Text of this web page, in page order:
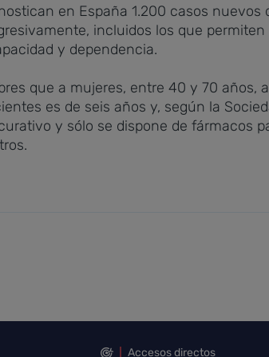
en España 1.200 casos
incluidos los que
y dependencia.
que a mujeres, entre 40 y 70
es de seis años y, según la
y sólo se dispone de fármacos
Accesos directos